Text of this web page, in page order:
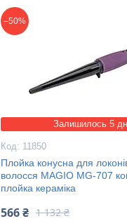
–50%
Залишилось 5
11850
Плойка конусна для
волосся MAGIO MG-707
плойка кераміка
566 ₴ 1 132 ₴